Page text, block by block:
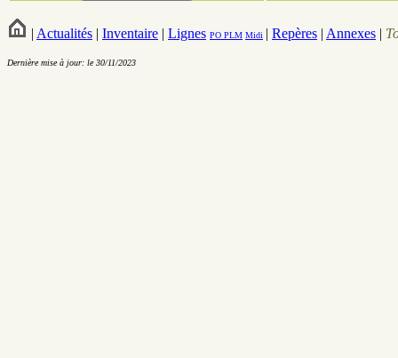
| Actualités | Inventaire | Lignes PO PLM Midi | Repères | Annexes |
Dernière mise à jour: le 30/11/2023